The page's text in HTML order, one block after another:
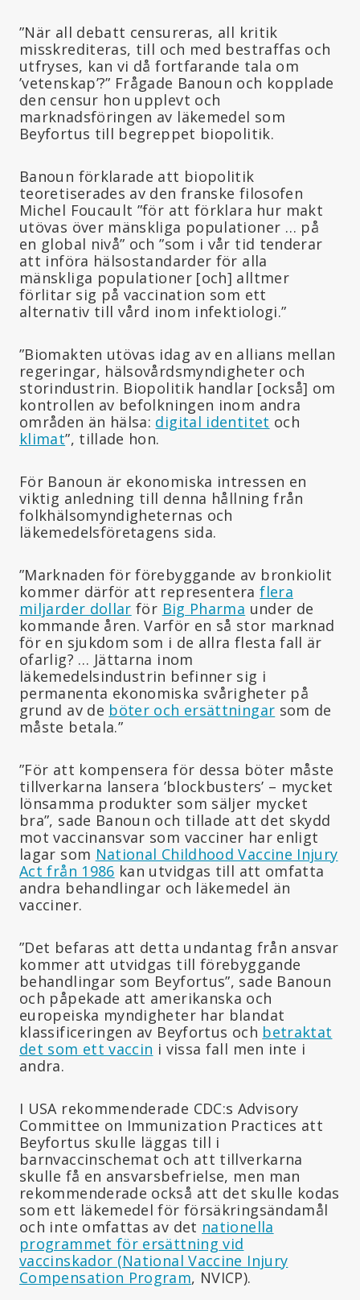
”När all debatt censureras, all kritik
misskrediteras, till och med bestraffas och
utfryses, kan vi då fortfarande tala om
’vetenskap’?” Frågade Banoun och kopplade
den censur hon upplevt och
marknadsföringen av läkemedel som
Beyfortus till begreppet biopolitik.
Banoun förklarade att biopolitik
teoretiserades av den franske filosofen
Michel Foucault ”för att förklara hur makt
utövas över mänskliga populationer … på
en global nivå” och ”som i vår tid tenderar
att införa hälsostandarder för alla
mänskliga populationer [och] alltmer
förlitar sig på vaccination som ett
alternativ till vård inom infektiologi.”
”Biomakten utövas idag av en allians mellan
regeringar, hälsovårdsmyndigheter och
storindustrin. Biopolitik handlar [också] om
kontrollen av befolkningen inom andra
områden än hälsa: digital identitet och
klimat”, tillade hon.
För Banoun är ekonomiska intressen en
viktig anledning till denna hållning från
folkhälsomyndigheternas och
läkemedelsföretagens sida.
”Marknaden för förebyggande av bronkiolit
kommer därför att representeraflera
miljarder dollar för Big Pharma under de
kommande åren. Varför en så stor marknad
för en sjukdom som i de allra flesta fall är
ofarlig? … Jättarna inom
läkemedelsindustrin befinner sig i
permanenta ekonomiska svårigheter på
grund av de böter och ersättningar som de
måste betala.”
”För att kompensera för dessa böter måste
tillverkarna lansera ’blockbusters’ – mycket
lönsamma produkter som säljer mycket
bra”, sade Banoun och tillade att det skydd
mot vaccinansvar som vacciner har enligt
lagar som National Childhood Vaccine Injury
Act från 1986 kan utvidgas till att omfatta
andra behandlingar och läkemedel än
vacciner.
”Det befaras att detta undantag från ansvar
kommer att utvidgas till förebyggande
behandlingar som Beyfortus”, sade Banoun
och påpekade att amerikanska och
europeiska myndigheter har blandat
klassificeringen av Beyfortus och betraktat
det som ett vaccin i vissa fall men inte i
andra.
I USA rekommenderade CDC:s Advisory
Committee on Immunization Practices att
Beyfortus skulle läggas till i
barnvaccinschemat och att tillverkarna
skulle få en ansvarsbefrielse, men man
rekommenderade också att det skulle kodas
som ett läkemedel för försäkringsändamål
och inte omfattas av det nationella
programmet för ersättning vid
vaccinskador (National Vaccine Injury
Compensation Program, NVICP).